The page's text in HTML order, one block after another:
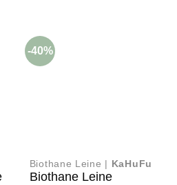
-40%
Biothane Leine | KaHuFu
Biothane Leine